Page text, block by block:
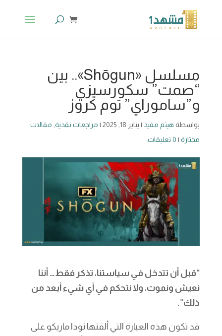
مسلسل «Shōgun».. بين
“صمت” سكورسيزي
و”ساموراي” توم كروز
بواسطة هيثم مفيد | يناير 18, 2025 | مراجعات نقدية, مقالات
مختارة| 0 تعليقات
“قبل أن تتدخل في سياستنا، تذكر فقط… أننا
نعيش ونموت، ولا نتحكم في أي شيء أبعد من
ذلك”.
قد تكون هذه العبارة التي ألقتها تودا ماريكو على